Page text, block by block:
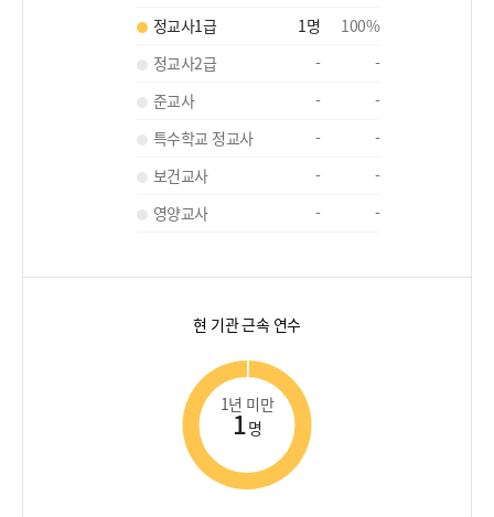
정교사1급
1명 100%
정교사2급
-
-
준교사
-
-
특수학교 정교사
-
-
보건교사
-
-
영양교사
- -
현 기관 근속 연수
1년 미만
1명